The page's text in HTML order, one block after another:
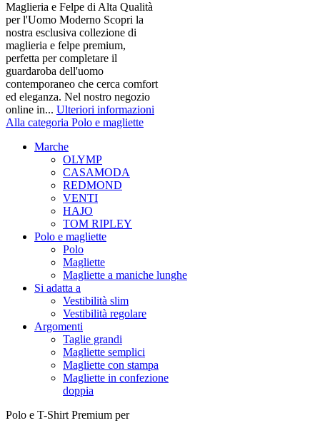
Maglieria e Felpe di Alta Qualità
per l'Uomo Moderno Scopri la
nostra esclusiva collezione di
maglieria e felpe premium,
perfetta per completare il
guardaroba dell'uomo
contemporaneo che cerca comfort
ed eleganza. Nel nostro negozio
online in... Ulteriori informazioni
Alla categoria Polo e magliette
Marche
OLYMP
CASAMODA
REDMOND
VENTI
HAJO
TOM RIPLEY
Polo e magliette
Polo
Magliette
Magliette a maniche lunghe
Si adatta a
Vestibilità slim
Vestibilità regolare
Argomenti
Taglie grandi
Magliette semplici
Magliette con stampa
Magliette in confezione
doppia
Polo e T-Shirt Premium per